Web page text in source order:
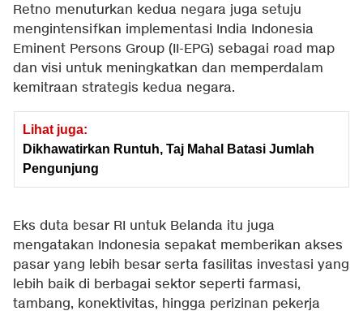
Retno menuturkan kedua negara juga setuju
mengintensifkan implementasi India Indonesia
Eminent Persons Group (II-EPG) sebagai road map
dan visi untuk meningkatkan dan memperdalam
kemitraan strategis kedua negara.
Lihat juga:
Dikhawatirkan Runtuh, Taj Mahal Batasi Jumlah
Pengunjung
Eks duta besar RI untuk Belanda itu juga
mengatakan Indonesia sepakat memberikan akses
pasar yang lebih besar serta fasilitas investasi yang
lebih baik di berbagai sektor seperti farmasi,
tambang, konektivitas, hingga perizinan pekerja